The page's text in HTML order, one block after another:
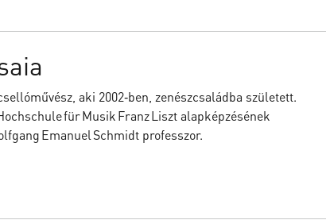
aki 2002‑ben, zenészcsaládba született.
für Musik Franz Liszt alapképzésének
Emanuel Schmidt professzor.